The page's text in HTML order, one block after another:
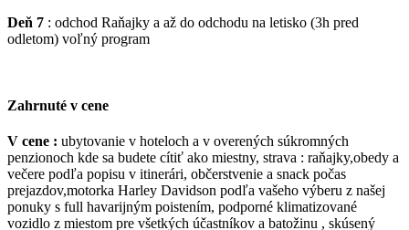
Deň 7 : odchod Raňajky a až do odchodu na letisko (3h pred
odletom) voľný program
Zahrnuté v cene
V cene : ubytovanie v hoteloch a v overených súkromných
penzionoch kde sa budete cítiť ako miestny, strava : raňajky,obedy a
večere podľa popisu v itinerári, občerstvenie a snack počas
prejazdov,motorka Harley Davidson podľa vašeho výberu z našej
ponuky s full havarijným poistením, podporné klimatizované
vozidlo z miestom pre všetkých účastníkov a batožinu , skúsený